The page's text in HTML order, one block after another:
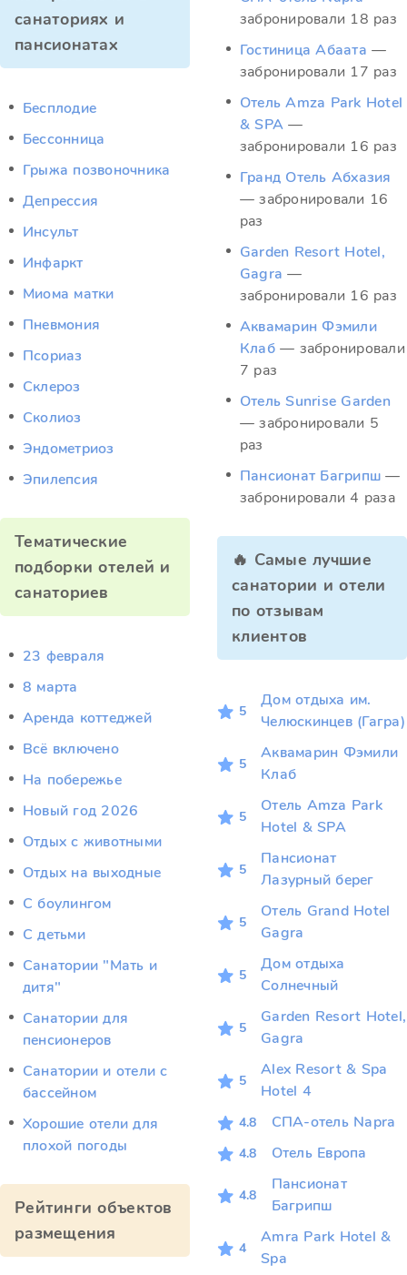
санаториях и
пансионатах
Бесплодие
Бессонница
Грыжа позвоночника
Депрессия
Инсульт
Инфаркт
Миома матки
Пневмония
Псориаз
Склероз
Сколиоз
Эндометриоз
Эпилепсия
Тематические
подборки отелей и
санаториев
23 февраля
8 марта
Аренда коттеджей
Всё включено
На побережье
Новый год 2026
Отдых c животными
Отдых на выходные
С боулингом
С детьми
Санатории "Мать и
дитя"
Санатории для
пенсионеров
Санатории и отели с
бассейном
Хорошие отели для
плохой погоды
Рейтинги объектов
размещения
забронировали 18 раз
Гостиница Абаата —
забронировали 17 раз
Отель Amza Park Hotel
& SPA —
забронировали 16 раз
Гранд Отель Абхазия
— забронировали 16
раз
Garden Resort Hotel,
Gagra —
забронировали 16 раз
Аквамарин Фэмили
Клаб — забронировали
7 раз
Отель Sunrise Garden
— забронировали 5
раз
Пансионат Багрипш —
забронировали 4 раза
🔥 Самые лучшие
санатории и отели
по отзывам
клиентов
5
Дом отдыха им.
Челюскинцев (Гагра)
5
Аквамарин Фэмили
Клаб
5
Отель Amza Park
Hotel & SPA
5
Пансионат
Лазурный берег
5
Отель Grand Hotel
Gagra
5
Дом отдыха
Солнечный
5
Garden Resort Hotel,
Gagra
5
Alex Resort & Spa
Hotel 4
4.8 СПА-отель Napra
4.8 Отель Европа
4.8
Пансионат
Багрипш
4
Amra Park Hotel &
Spa